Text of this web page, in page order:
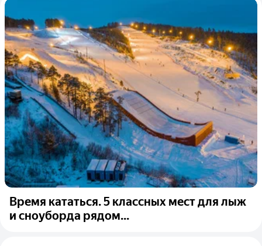
Время кататься. 5 классных мест для лыж
и сноуборда рядом...